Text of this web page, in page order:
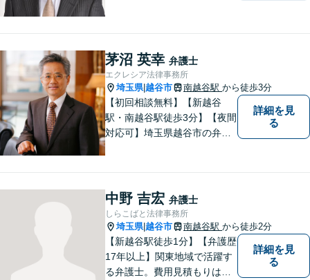
茅沼 英幸 弁護士
エクレシア法律事務所
埼玉県|越谷市 南越谷駅 から徒歩3分
【初回相談無料】【新越谷
駅・南越谷駅徒歩3分】【夜間
対応可】埼玉県越谷市の弁護
詳細を見
る
中野 吉宏 弁護士
しらこばと法律事務所
埼玉県|越谷市 南越谷駅 から徒歩2分
【新越谷駅徒歩1分】【弁護歴
17年以上】関東地域で活躍す
る弁護士。費用見積もりは無
詳細を見
る